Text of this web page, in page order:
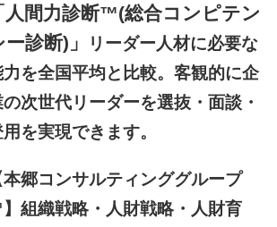
人間力診断™(総合コンピテン
ー診断)」
リーダー人材に必要な
力を全国平均と比較。客観的に企
次世代リーダーを選抜・面談・
を実現できます。
本郷コンサルティンググループ
組織戦略・人財戦略・人財育